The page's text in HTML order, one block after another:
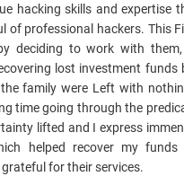
hacking skills and expertise
of professional hackers. This
deciding to work with
lost investment funds
family were Left with
time going through the
lifted and I express
helped recover my
for their services.